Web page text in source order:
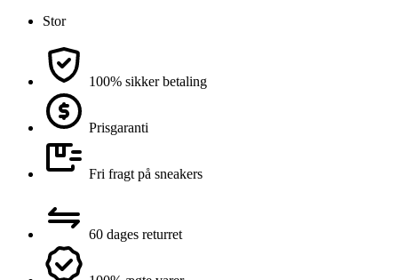
Stor
100% sikker betaling
Prisgaranti
Fri fragt på sneakers
60 dages returret